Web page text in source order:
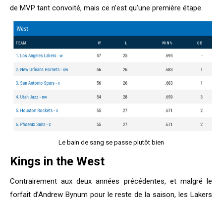
de MVP tant convoité, mais ce n’est qu’une première étape.
Le bain de sang se passe plutôt bien
Kings in the West
Contrairement aux deux années précédentes, et malgré le
forfait d’Andrew Bynum pour le reste de la saison, les Lakers